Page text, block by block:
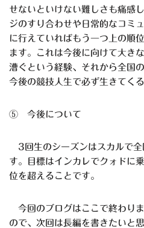
せないといけない難しさも痛感
ジのすり合わせや日常的なコミ
に行えていればもう一つ上の順
ます。これは今後に向けて大き
漕ぐという経験、それから全国
今後の競技人生で必ず生きてくる
⑤ 今後について
3回生のシーズンはスカルで全
す。目標はインカレでクォドに
位を超えることです。
今回のブログはここで終わり
ので、次回は長編を書きたいと